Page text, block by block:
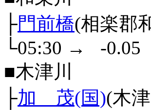
├門前橋(相楽郡
└05:30 →
-0.05
■木津川
├加 茂(国)(木